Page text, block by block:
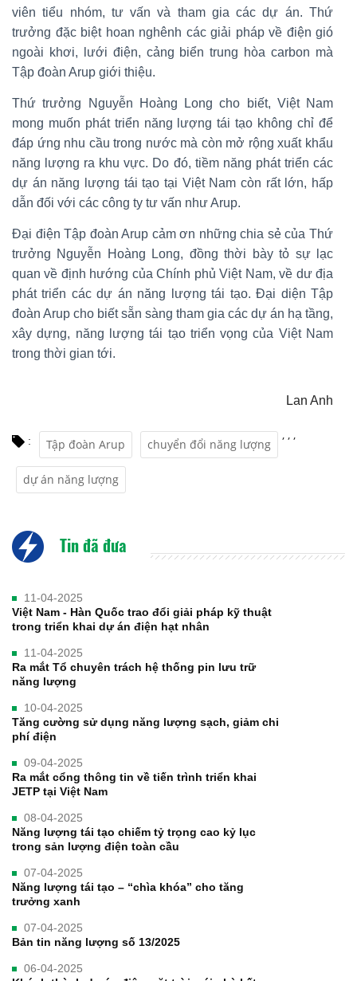
viên tiểu nhóm, tư vấn và tham gia các dự án. Thứ
trưởng đặc biệt hoan nghênh các giải pháp về điện gió
ngoài khơi, lưới điện, cảng biển trung hòa carbon mà
Tập đoàn Arup giới thiệu.
Thứ trưởng Nguyễn Hoàng Long cho biết, Việt Nam
mong muốn phát triển năng lượng tái tạo không chỉ để
đáp ứng nhu cầu trong nước mà còn mở rộng xuất khẩu
năng lượng ra khu vực. Do đó, tiềm năng phát triển các
dự án năng lượng tái tạo tại Việt Nam còn rất lớn, hấp
dẫn đối với các công ty tư vấn như Arup.
Đại điện Tập đoàn Arup cảm ơn những chia sẻ của Thứ
trưởng Nguyễn Hoàng Long, đồng thời bày tỏ sự lạc
quan về định hướng của Chính phủ Việt Nam, về dư địa
phát triển các dự án năng lượng tái tạo. Đại diện Tập
đoàn Arup cho biết sẵn sàng tham gia các dự án hạ tầng,
xây dựng, năng lượng tái tạo triển vọng của Việt Nam
trong thời gian tới.
Lan Anh
: Tập đoàn Arup
,
chuyển đổi năng lượng
,
dự án năng lượng
,
Tin đã đưa
11-04-2025
Việt Nam - Hàn Quốc trao đổi giải pháp kỹ thuật
trong triển khai dự án điện hạt nhân
11-04-2025
Ra mắt Tổ chuyên trách hệ thống pin lưu trữ
năng lượng
10-04-2025
Tăng cường sử dụng năng lượng sạch, giảm chi
phí điện
09-04-2025
Ra mắt cổng thông tin về tiến trình triển khai
JETP tại Việt Nam
08-04-2025
Năng lượng tái tạo chiếm tỷ trọng cao kỷ lục
trong sản lượng điện toàn cầu
07-04-2025
Năng lượng tái tạo – “chìa khóa” cho tăng
trưởng xanh
07-04-2025
Bản tin năng lượng số 13/2025
06-04-2025